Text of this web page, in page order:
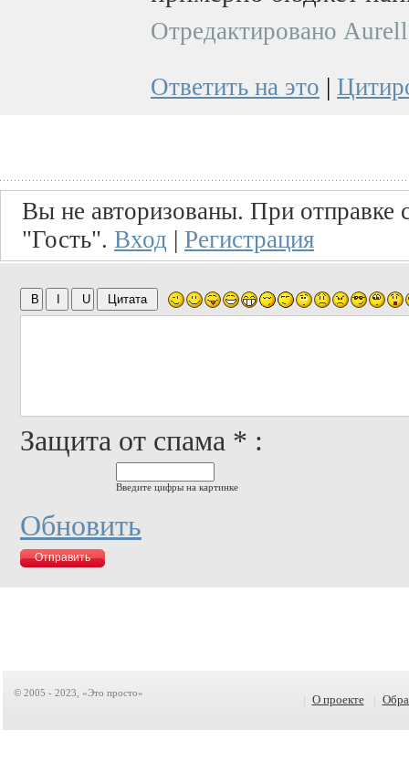
Отредактировано
Ответить на это |
Вы не авторизованы. При отправке
"Гость". Вход | Регистрация
Защита от спама * :
Введите цифры на картинке
Обновить
© 2005 - 2023, «Это просто» О проекте